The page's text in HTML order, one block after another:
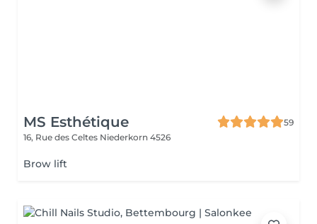
MS Esthétique
59
16, Rue des Celtes Niederkorn 4526
Brow lift